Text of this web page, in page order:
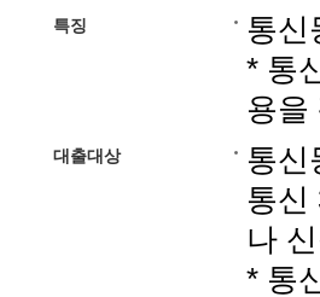
특징
통신
* 통
용을
대출대상
통신
통신
나
* 통